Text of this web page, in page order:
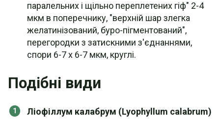
паралельних і щільно переплетених гіф" 2-4
мкм в поперечнику, "верхній шар злегка
желатинізований, буро-пігментований",
перегородки з затискними з'єднаннями,
спори 6-7 х 6-7 мкм, круглі.
Подібні види
Ліофіллум калабрум (Lyophyllum calabrum)